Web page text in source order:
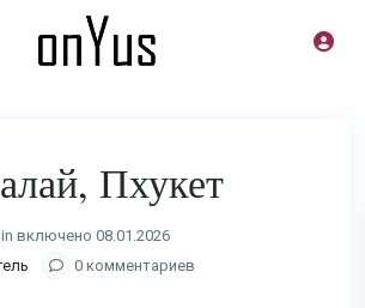
Пхукет
включено 08.01.2026
0 комментариев